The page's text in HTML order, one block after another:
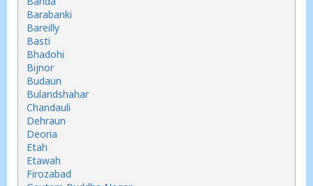
Barabanki
Bareilly
Basti
Bhadohi
Bijnor
Budaun
Bulandshahar
Chandauli
Dehraun
Deoria
Etah
Etawah
Firozabad